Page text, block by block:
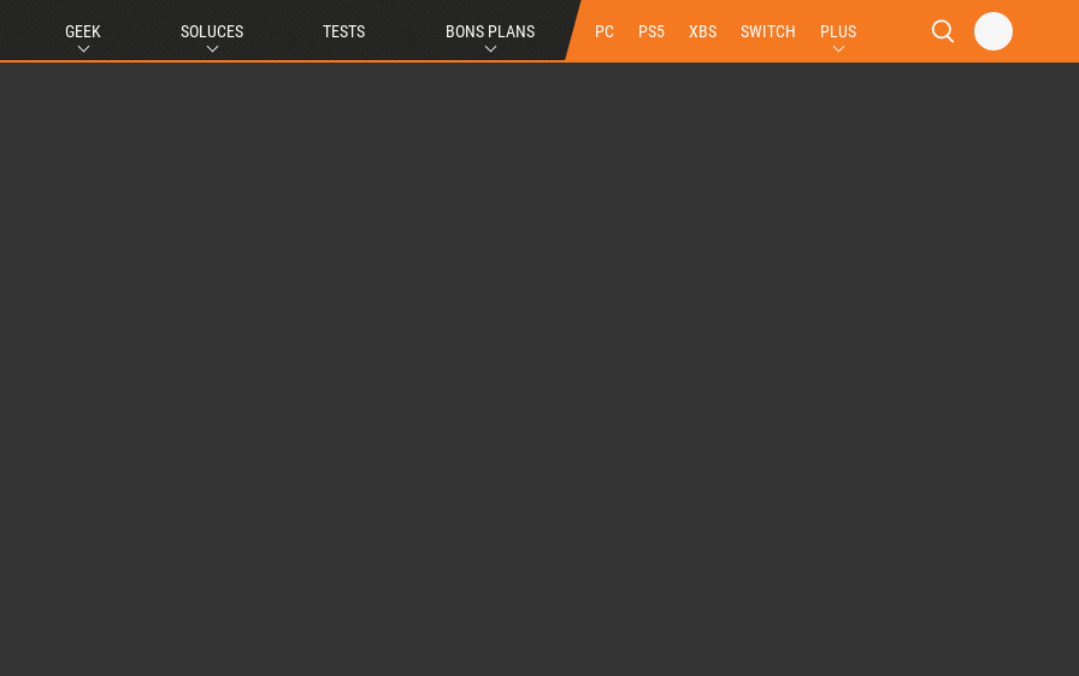
GEEK SOLUCES TESTS BONS PLANS PC PS5 XBS SWITCH PLUS